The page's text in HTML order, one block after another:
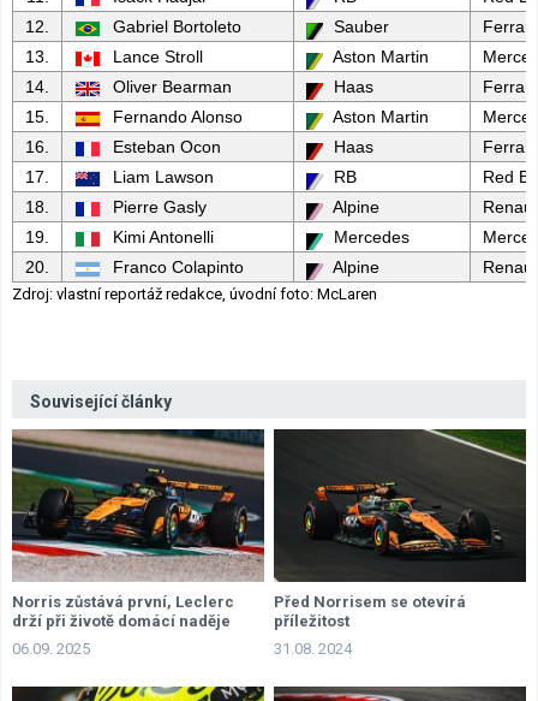
12.
Gabriel Bortoleto Sauber
Ferrari
13.
Lance Stroll Aston Martin
14.
Oliver Bearman Haas
Ferrari
15.
Fernando Alonso Aston Martin
16.
Esteban Ocon Haas
Ferrari
17.
Liam Lawson RB
Red
18.
Pierre Gasly Alpine
19.
Kimi Antonelli Mercedes
20.
Franco Colapinto Alpine
Zdroj: vlastní reportáž redakce, úvodní foto: McLaren
Související články
Norris zůstává první, Leclerc
drží při životě domácí naděje
06.09. 2025
Před Norrisem se otevírá
příležitost
31.08. 2024